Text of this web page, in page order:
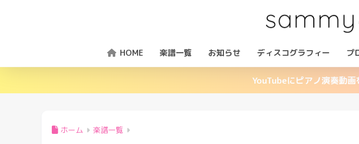
HOME 楽譜一覧 お知らせ ディスコグラフィー プ
YouTubeにピアノ演奏動
ホーム 楽譜一覧